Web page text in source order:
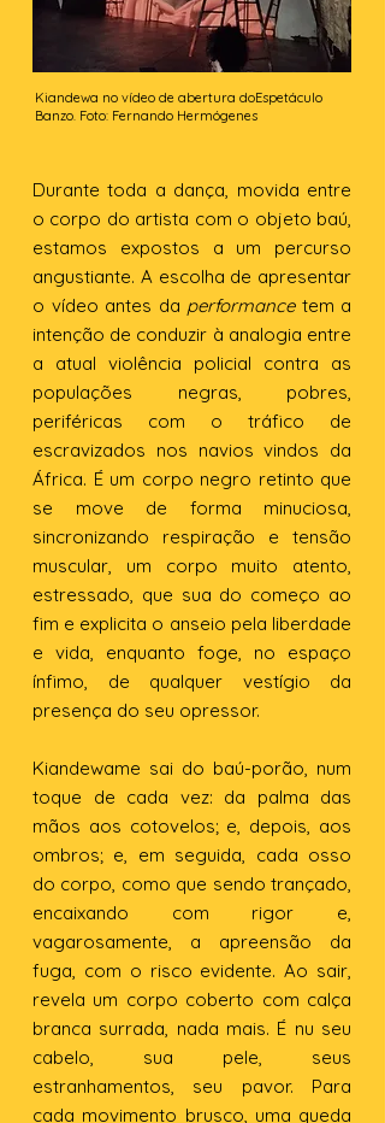
Kiandewa no vídeo de abertura doEspetáculo
Banzo. Foto: Fernando Hermógenes
Durante toda a dança, movida entre
o corpo do artista com o objeto baú,
estamos expostos a um percurso
angustiante. A escolha de apresentar
o vídeo antes da performancetem a
intenção de conduzir à analogia entre
a atual violência policial contra as
populações negras, pobres,
periféricas com o tráfico de
escravizados nos navios vindos da
África. É um corpo negro retinto que
se move de forma minuciosa,
sincronizando respiração e tensão
muscular, um corpo muito atento,
estressado, que sua do começo ao
fim e explicita o anseio pela liberdade
e vida, enquanto foge, no espaço
ínfimo, de qualquer vestígio da
presença do seu opressor.
Kiandewame sai do baú-porão, num
toque de cada vez: da palma das
mãos aos cotovelos; e, depois, aos
ombros; e, em seguida, cada osso
do corpo, como que sendo trançado,
encaixando com rigor e,
vagarosamente, a apreensão da
fuga, com o risco evidente. Ao sair,
revela um corpo coberto com calça
branca surrada, nada mais. É nu seu
cabelo, sua pele, seus
estranhamentos, seu pavor. Para
cada movimento brusco, uma queda